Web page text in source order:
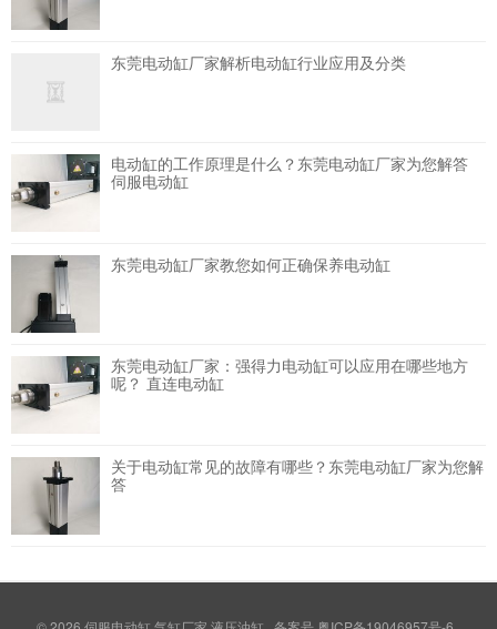
东莞电动缸厂家解析电动缸行业应用及分类
电动缸的工作原理是什么？东莞电动缸厂家为您解答
伺服电动缸
东莞电动缸厂家教您如何正确保养电动缸
东莞电动缸厂家：强得力电动缸可以应用在哪些地方
呢？ 直连电动缸
关于电动缸常见的故障有哪些？东莞电动缸厂家为您解
答